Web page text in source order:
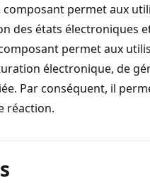
composant permet aux
des états électroniques
permet aux
électronique, de
Par conséquent, il
réaction.